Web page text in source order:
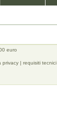
euro
privacy | requisiti tecnici